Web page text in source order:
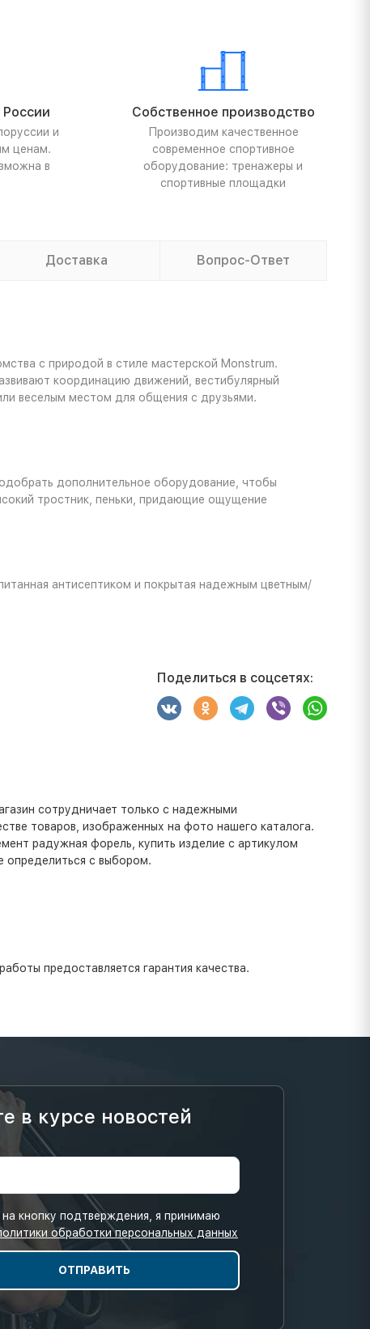
и
ценам.
в
Собственное производство
Производим качественное
современное спортивное
оборудование: тренажеры и
спортивные площадки
Доставка Вопрос-Ответ
с природой в стиле мастерской Monstrum.
координацию движений, вестибулярный
веселым местом для общения с друзьями.
дополнительное оборудование, чтобы
тростник, пеньки, придающие ощущение
антисептиком и покрытая надежным цветным/
Поделиться в соцсетях:
сотрудничает только с надежными
товаров, изображенных на фото нашего каталога.
радужная форель, купить изделие с артикулом
определиться с выбором.
предоставляется гарантия качества.
в курсе новостей
кнопку подтверждения, я принимаю
обработки персональных данных